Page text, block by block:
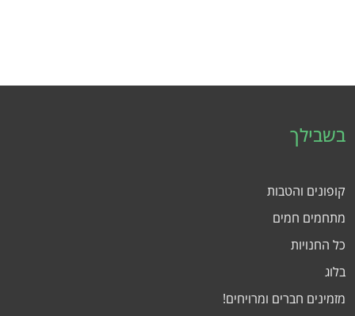
בשבילך
קופונים והטבות
מתחמים חמים
כל החנויות
בלוג
מזמינים חברים ומרויחים!